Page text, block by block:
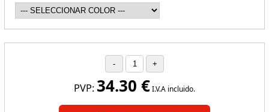
PVP: 34.30 €I.V.A incluido.